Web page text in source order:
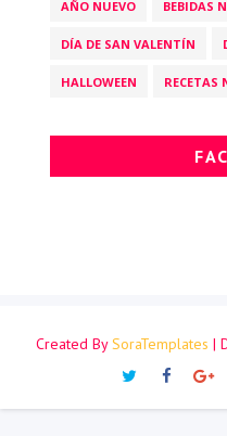
AÑO NUEVO BEBIDAS
DÍA DE SAN VALENTÍN
HALLOWEEN RECETAS
Created BySoraTemplates |